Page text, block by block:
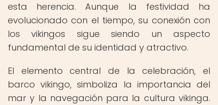
esta herencia. Aunque la festividad ha
evolucionado con el tiempo, su conexión con
los vikingos sigue siendo un aspecto
fundamental de su identidad y atractivo.
El elemento central de la celebración, el
barco vikingo, simboliza la importancia del
mar y la navegación para la cultura vikinga.